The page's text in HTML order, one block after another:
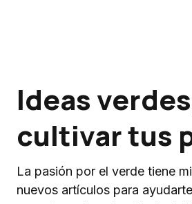
Ideas
cultivar tus
La pasión por el verde tiene
nuevos artículos para